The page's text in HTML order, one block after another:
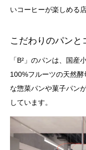
いコーヒーが楽しめる
こだわりのパンと
「B²」のパンは、国産
100%フルーツの天然
な惣菜パンや菓子パン
しています。